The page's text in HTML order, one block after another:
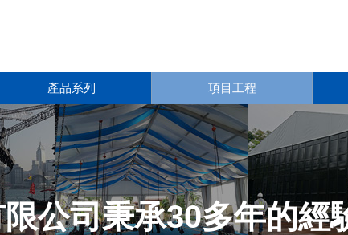
產品系列 項目工程
公司秉承30多年的經